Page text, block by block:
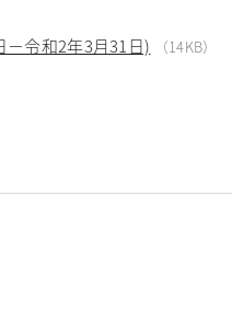
令和2年3月31日)
（14KB）